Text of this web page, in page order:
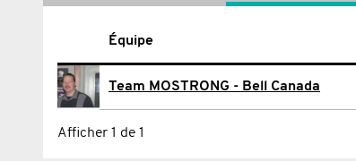
Nom
Eric Crépeau
Sami Ferneini
Équipe
Team MOSTRONG - Bell Canada
Afficher 1 de 1